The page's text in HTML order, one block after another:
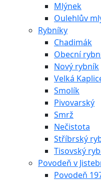
Mlýnek
Oulehlův
Rybníky
Chadimák
Obecní
Nový rybník
Velká
Smolík
Pivovarský
Smrž
Nečistota
Stříbrský
Tisovský
Povodeň v
Povodeň